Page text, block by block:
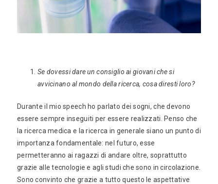
Se dovessi dare un consiglio ai giovani che si
avvicinano al mondo della ricerca, cosa diresti loro?
Durante il mio speech ho parlato dei sogni, che devono
essere sempre inseguiti per essere realizzati. Penso che
la ricerca medica e la ricerca in generale siano un punto di
importanza fondamentale: nel futuro, esse
permetteranno ai ragazzi di andare oltre, soprattutto
grazie alle tecnologie e agli studi che sono in circolazione.
Sono convinto che grazie a tutto questo le aspettative